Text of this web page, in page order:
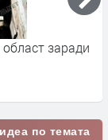
заради
по темата